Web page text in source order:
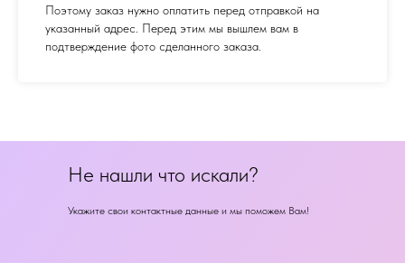
Поэтому заказ нужно оплатить перед отправкой на
указанный адрес. Перед этим мы вышлем вам в
подтверждение фото сделанного заказа.
Не нашли что искали?
Укажите свои контактные данные и мы поможем Вам!